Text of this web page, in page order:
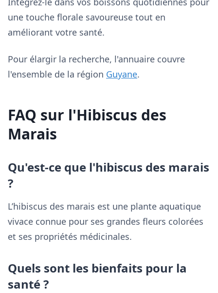
une touche florale savoureuse tout en
améliorant votre santé.
Pour élargir la recherche, l'annuaire couvre
l'ensemble de la région Guyane.
FAQ sur l'Hibiscus des
Marais
Qu'est-ce que l'hibiscus des marais
?
L’hibiscus des marais est une plante aquatique
vivace connue pour ses grandes fleurs colorées
et ses propriétés médicinales.
Quels sont les bienfaits pour la
santé ?